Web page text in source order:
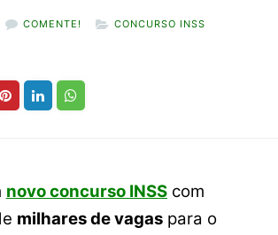
COMENTE! CONCURSO INSS
novo concurso INSScom
milhares de vagaspara o